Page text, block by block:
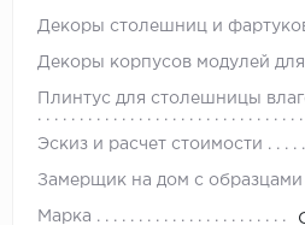
Декоры столешниц и
Декоры корпусов модулей для
Плинтус для столешницы
Эскиз и расчет стоимости
Замерщик на дом с образцами
Марка